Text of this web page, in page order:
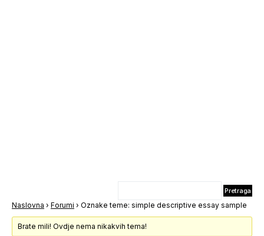
Naslovna › Forumi › Oznake teme: simple descriptive essay sample
Brate mili! Ovdje nema nikakvih tema!